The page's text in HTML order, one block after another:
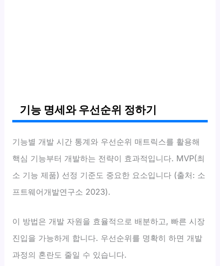
기능 명세와 우선순위 정하기
기능별 개발 시간 통계와 우선순위 매트릭스를 활용해
핵심 기능부터 개발하는 전략이 효과적입니다. MVP(최
소 기능 제품) 선정 기준도 중요한 요소입니다 (출처: 소
프트웨어개발연구소 2023).
이 방법은 개발 자원을 효율적으로 배분하고, 빠른 시장
진입을 가능하게 합니다. 우선순위를 명확히 하면 개발
과정의 혼란도 줄일 수 있습니다.